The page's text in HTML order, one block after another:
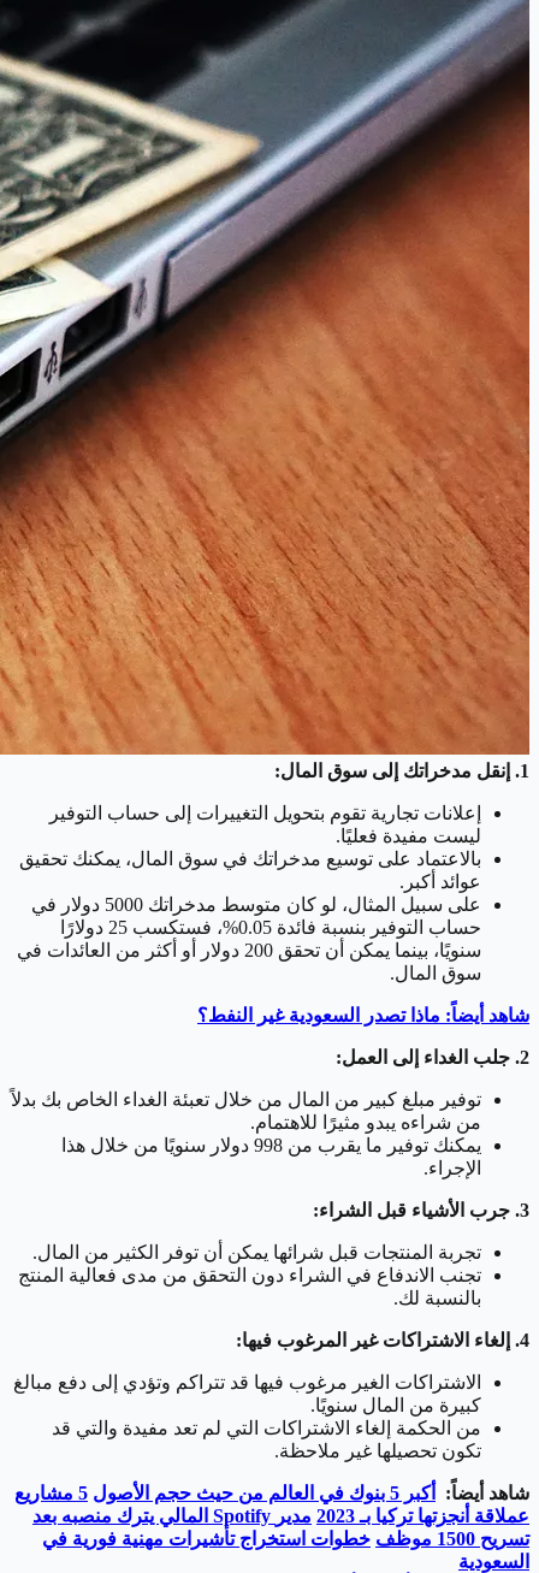
1. إنقل مدخراتك إلى سوق المال:
إعلانات تجارية تقوم بتحويل التغييرات إلى حساب التوفير
ليست مفيدة فعليًا.
بالاعتماد على توسيع مدخراتك في سوق المال، يمكنك تحقيق
عوائد أكبر.
على سبيل المثال، لو كان متوسط مدخراتك 5000 دولار في
حساب التوفير بنسبة فائدة 0.05%، فستكسب 25 دولارًا
سنويًا، بينما يمكن أن تحقق 200 دولار أو أكثر من العائدات في
سوق المال.
شاهد أيضاً: ماذا تصدر السعودية غير النفط؟
2. جلب الغداء إلى العمل:
توفير مبلغ كبير من المال من خلال تعبئة الغداء الخاص بك بدلاً
من شراءه يبدو مثيرًا للاهتمام.
يمكنك توفير ما يقرب من 998 دولار سنويًا من خلال هذا
الإجراء.
3. جرب الأشياء قبل الشراء:
تجربة المنتجات قبل شرائها يمكن أن توفر الكثير من المال.
تجنب الاندفاع في الشراء دون التحقق من مدى فعالية المنتج
بالنسبة لك.
4. إلغاء الاشتراكات غير المرغوب فيها:
الاشتراكات الغير مرغوب فيها قد تتراكم وتؤدي إلى دفع مبالغ
كبيرة من المال سنويًا.
من الحكمة إلغاء الاشتراكات التي لم تعد مفيدة والتي قد
تكون تحصيلها غير ملاحظة.
شاهد أيضاً: أكبر 5 بنوك في العالم من حيث حجم الأصول 5 مشاريع
عملاقة أنجزتها تركيا بـ 2023
مدير
المالي يترك منصبه بعد
تسريح 1500 موظف
خطوات استخراج تأشيرات مهنية فورية في
السعودية